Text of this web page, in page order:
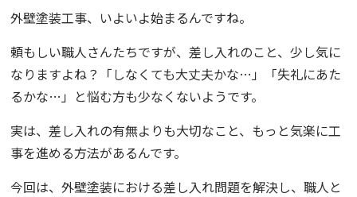
外壁塗装工事、いよいよ始まるんですね。
頼もしい職人さんたちですが、差し入れのこと、少し気に
なりますよね？「しなくても大丈夫かな…」「失礼にあた
るかな…」と悩む方も少なくないようです。
実は、差し入れの有無よりも大切なこと、もっと気楽に工
事を進める方法があるんです。
今回は、外壁塗装における差し入れ問題を解決し、職人と